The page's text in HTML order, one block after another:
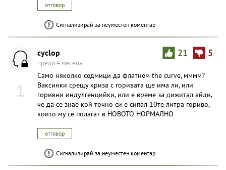
отговор
Сигнализирай за неуместен коментар
1
21 5
cyclop
преди 4 месеца
Само няколко седмици да флатнем the curve, мммм?
Ваксинки срещу криза с горивата ще има ли, или
горивни индулгенцийки, или е време за дижитал айди,
че да се знае кой точно си е сипал 10те литра гориво,
които му се полагат в НОВОТО НОРМАЛНО
отговор
Сигнализирай за неуместен коментар